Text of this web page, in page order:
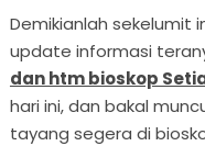
Demikianlah sekelumit
update informasi
dan htm bioskop
hari ini, dan bakal
tayang segera di